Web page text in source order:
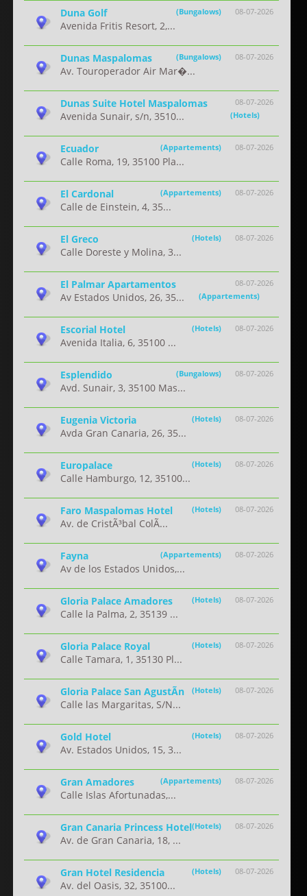
08-07-2026
Duna Golf (Bungalows)
Avenida Fritis Resort, 2,...
08-07-2026
Dunas Maspalomas (Bungalows)
Av. Touroperador Air Mar�...
08-07-2026
Dunas Suite Hotel Maspalomas
(Hotels)
Avenida Sunair, s/n, 3510...
08-07-2026
Ecuador (Appartements)
Calle Roma, 19, 35100 Pla...
08-07-2026
El Cardonal (Appartements)
Calle de Einstein, 4, 35...
08-07-2026
El Greco (Hotels)
Calle Doreste y Molina, 3...
08-07-2026
El Palmar Apartamentos
(Appartements)
Av Estados Unidos, 26, 35...
08-07-2026
Escorial Hotel (Hotels)
Avenida Italia, 6, 35100 ...
08-07-2026
Esplendido (Bungalows)
Avd. Sunair, 3, 35100 Mas...
08-07-2026
Eugenia Victoria (Hotels)
Avda Gran Canaria, 26, 35...
08-07-2026
Europalace (Hotels)
Calle Hamburgo, 12, 35100...
08-07-2026
Faro Maspalomas Hotel (Hotels)
Av. de CristÃ³bal ColÃ...
08-07-2026
Fayna (Appartements)
Av de los Estados Unidos,...
08-07-2026
Gloria Palace Amadores (Hotels)
Calle la Palma, 2, 35139 ...
08-07-2026
Gloria Palace Royal (Hotels)
Calle Tamara, 1, 35130 Pl...
08-07-2026
Gloria Palace San AgustÃ­n (Hotels)
Calle las Margaritas, S/N...
08-07-2026
Gold Hotel (Hotels)
Av. Estados Unidos, 15, 3...
08-07-2026
Gran Amadores (Appartements)
Calle Islas Afortunadas,...
08-07-2026
Gran Canaria Princess Hotel(Hotels)
Av. de Gran Canaria, 18, ...
08-07-2026
Gran Hotel Residencia (Hotels)
Av. del Oasis, 32, 35100...